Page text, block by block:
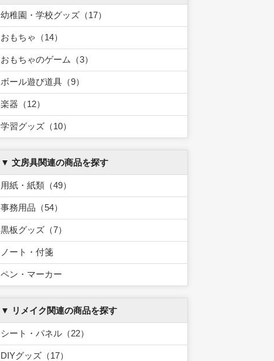
幼稚園・学校グッズ（17）
おもちゃ（14）
おもちゃのゲーム（3）
ボール遊び道具（9）
楽器（12）
学習グッズ（10）
▼ 文房具関連の商品を探す
用紙・紙類（49）
事務用品（54）
黒板グッズ（7）
ノート・付箋
ペン・マーカー
▼ リメイク関連の商品を探す
シート・パネル（22）
DIYグッズ（17）